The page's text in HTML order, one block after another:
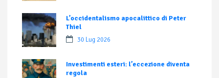
L’occidentalismo apocalittico di Peter
Thiel
30 Lug 2026
Investimenti esteri: l’eccezione diventa
regola